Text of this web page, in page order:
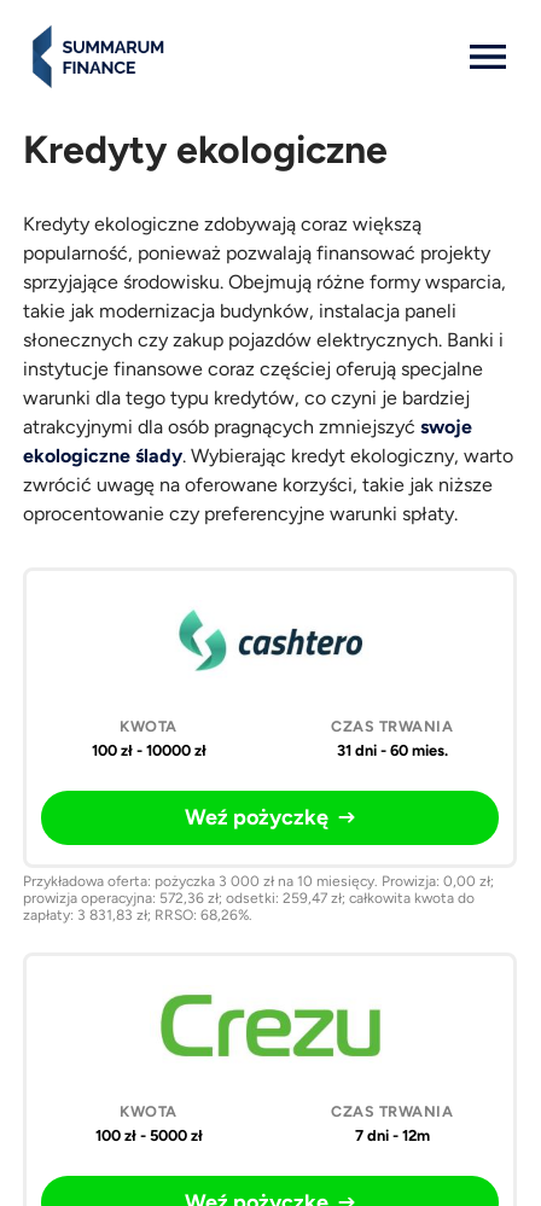
Kredyty ekologiczne
Kredyty ekologiczne zdobywają coraz większą
popularność, ponieważ pozwalają finansować projekty
sprzyjające środowisku. Obejmują różne formy wsparcia,
takie jak modernizacja budynków, instalacja paneli
słonecznych czy zakup pojazdów elektrycznych. Banki i
instytucje finansowe coraz częściej oferują specjalne
warunki dla tego typu kredytów, co czyni je bardziej
atrakcyjnymi dla osób pragnących zmniejszyćswoje
ekologiczne ślady. Wybierając kredyt ekologiczny, warto
zwrócić uwagę na oferowane korzyści, takie jak niższe
oprocentowanie czy preferencyjne warunki spłaty.
100 zł - 10000 zł 31 dni - 60 mies.
Weź pożyczkę
Przykładowa oferta: pożyczka 3 000 zł na 10 miesięcy. Prowizja: 0,00 zł;
prowizja operacyjna: 572,36 zł; odsetki: 259,47 zł; całkowita kwota do
zapłaty: 3 831,83 zł; RRSO: 68,26%.
100 zł - 5000 zł 7 dni - 12m